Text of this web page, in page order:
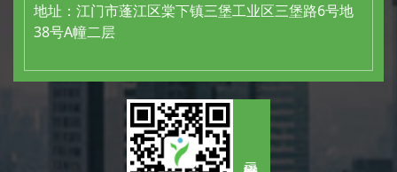
地址：江门市蓬江区棠下镇三堡工业区三堡路6号地
38号A幢二层